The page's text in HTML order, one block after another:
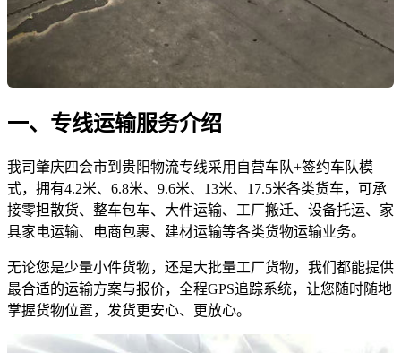
一、专线运输服务介绍
我司肇庆四会市到贵阳物流专线采用自营车队+签约车队模
式，拥有4.2米、6.8米、9.6米、13米、17.5米各类货车，可承
接零担散货、整车包车、大件运输、工厂搬迁、设备托运、家
具家电运输、电商包裹、建材运输等各类货物运输业务。
无论您是少量小件货物，还是大批量工厂货物，我们都能提供
最合适的运输方案与报价，全程GPS追踪系统，让您随时随地
掌握货物位置，发货更安心、更放心。